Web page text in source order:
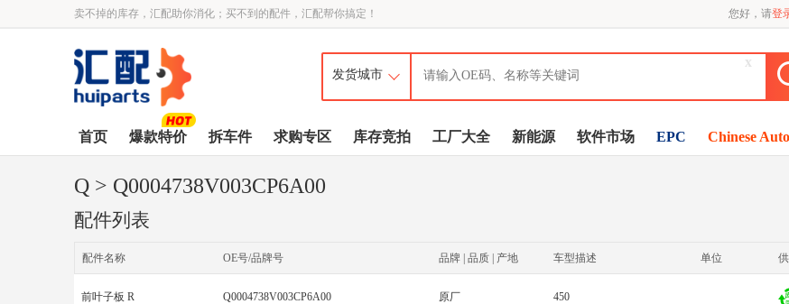
卖不掉的库存，汇配助你消化；买不到的配件，汇配帮你搞定！ 您好，请登
x
首页 爆款特价 拆车件 求购专区 库存竞拍 工厂大全 新能源 软件市场 EPC Chinese
Q > Q0004738V003CP6A00
配件列表
配件名称 OE号/品牌号 品牌 | 品质 | 产地 车型描述 单位
前叶子板 R Q0004738V003CP6A00 原厂 450